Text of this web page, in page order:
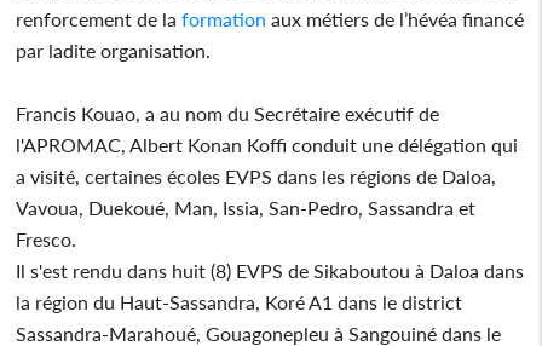
renforcement de laformation aux métiers de l’hévéa financé
par ladite organisation.
Francis Kouao, a au nom du Secrétaire exécutif de
l'APROMAC, Albert Konan Koffi conduit une délégation qui
a visité, certaines écoles EVPS dans les régions de Daloa,
Vavoua, Duekoué, Man, Issia, San-Pedro, Sassandra et
Fresco.
Il s'est rendu dans huit (8) EVPS de Sikaboutou à Daloa dans
la région du Haut-Sassandra, Koré A1 dans le district
Sassandra-Marahoué, Gouagonepleu à Sangouiné dans le